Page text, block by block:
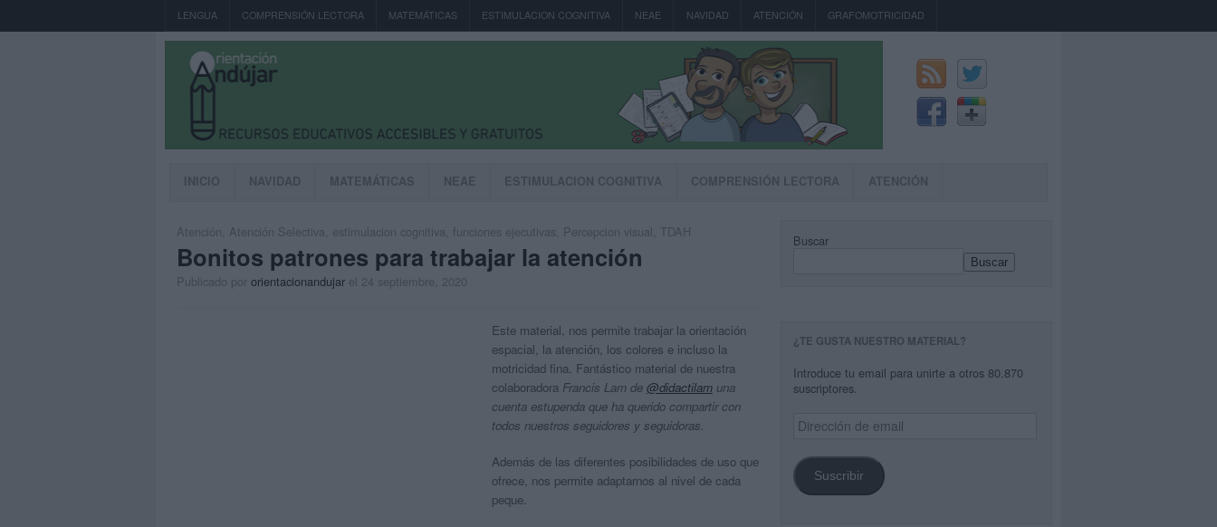
LENGUA COMPRENSIÓN LECTORA MATEMÁTICAS ESTIMULACION COGNITIVA NEAE NAVIDAD ATENCIÓN GRAFOMOTRICIDAD
INICIO NAVIDAD MATEMÁTICAS NEAE ESTIMULACION COGNITIVA COMPRENSIÓN LECTORA ATENCIÓN
Atención Atención Selectiva estimulacion cognitiva funciones ejecutivas Percepcion visual TDAH
Bonitos patrones para trabajar la atención
Publicado por orientacionandujar el 24 septiembre, 2020
Este material, nos permite trabajar la orientación
espacial, la atención, los colores e incluso la
motricidad fina. Fantástico material de nuestra
colaboradora Francis Lam de @didactilamuna
cuenta estupenda que ha querido compartir con
todos nuestros seguidores y seguidoras.
Además de las diferentes posibilidades de uso que
ofrece, nos permite adaptarnos al nivel de cada
peque.
Buscar
Buscar
¿TE GUSTA NUESTRO MATERIAL?
Introduce tu email para unirte a otros 80.870
suscriptores.
Dirección
de
Suscribir